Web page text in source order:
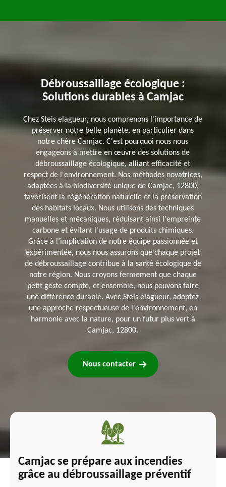
Débroussaillage écologique :
Solutions durables à Camjac
Chez Steis elagueur, nous comprenons l'importance de
préserver notre belle planète, en particulier dans
notre chère Camjac. C'est pourquoi nous nous
engageons à mettre en œuvre des solutions de
débroussaillage écologique, alliant efficacité et
respect de l'environnement. Nos méthodes novatrices,
adaptées à la biodiversité unique de Camjac, 12800,
favorisent la régénération naturelle et la préservation
des habitats locaux. Nous utilisons des techniques
manuelles et mécaniques, réduisant ainsi l'empreinte
carbone et évitant l'usage de produits chimiques.
Grâce à l’implication de notre équipe passionnée et
expérimentée, nous nous assurons que chaque projet
de débroussaillage contribue à la santé écologique de
notre région. Nous croyons fermement que chaque
petit geste compte, et ensemble, nous pouvons faire
une différence durable. Avec Steis elagueur, adoptez
une approche respectueuse de l'environnement, en
harmonie avec la nature, pour un futur plus vert à
Camjac, 12800.
Nous contacter
Camjac se prépare aux incendies
grâce au débroussaillage préventif